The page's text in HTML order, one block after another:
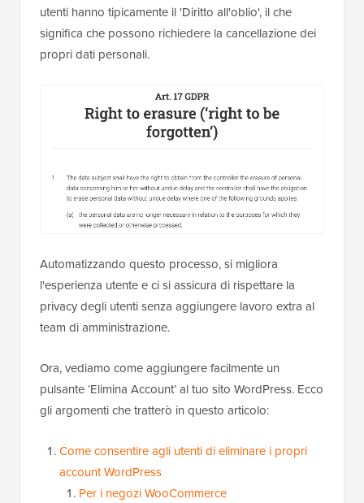
utenti hanno tipicamente il 'Diritto all'oblio', il che
significa che possono richiedere la cancellazione dei
propri dati personali.
Automatizzando questo processo, si migliora
l'esperienza utente e ci si assicura di rispettare la
privacy degli utenti senza aggiungere lavoro extra al
team di amministrazione.
Ora, vediamo come aggiungere facilmente un
pulsante ‘Elimina Account’ al tuo sito WordPress. Ecco
gli argomenti che tratterò in questo articolo:
Come consentire agli utenti di eliminare i propri
account WordPress
Per i negozi WooCommerce